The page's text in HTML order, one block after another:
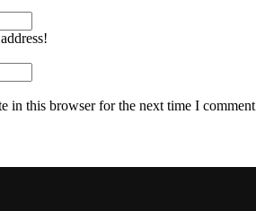
in this browser for the next time I